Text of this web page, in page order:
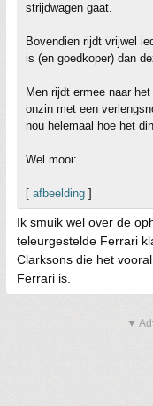
strijdwagen gaat.
Bovendien rijdt vrijwel
is (en goedkoper) dan
Men rijdt ermee naar
onzin met een
nou helemaal hoe het
Wel mooi:
[ afbeelding ]
Ik smuik wel over de
teleurgestelde Ferrari
Clarksons die het
Ferrari is.
▼